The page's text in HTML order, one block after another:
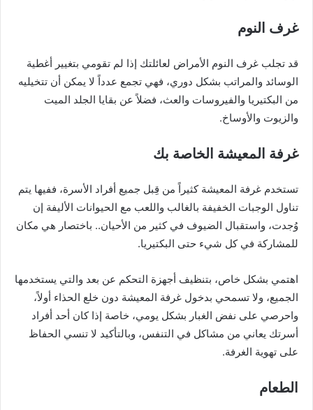
غرف النوم
قد تجلب غرف النوم الأمراض لعائلتك إذا لم تقومي بتغيير أغطية
الوسائد والمراتب بشكل دوري، فهي تجمع عدداً لا يمكن أن تتخيليه
من البكتيريا والفيروسات والعث، فضلاً عن بقايا الجلد الميت
والزيوت والأوساخ.
غرفة المعيشة الخاصة بك
تستخدم غرفة المعيشة كثيراً من قِبل جميع أفراد الأسرة، ففيها يتم
تناول الوجبات الخفيفة بالغالب واللعب مع الحيوانات الأليفة إن
وُجدت، واستقبال الضيوف في كثير من الأحيان.. باختصار هي مكان
للمشاركة في كل شيء حتى البكتيريا.
اهتمي بشكل خاص، بتنظيف أجهزة التحكم عن بعد والتي يستخدمها
الجميع، ولا تسمحي بدخول غرفة المعيشة دون خلع الحذاء أولاً،
واحرصي على نفض الغبار بشكل يومي، خاصة إذا كان أحد أفراد
أسرتك يعاني من مشاكل في التنفس، وبالتأكيد لا تنسي الحفاظ
على تهوية الغرفة.
الطعام